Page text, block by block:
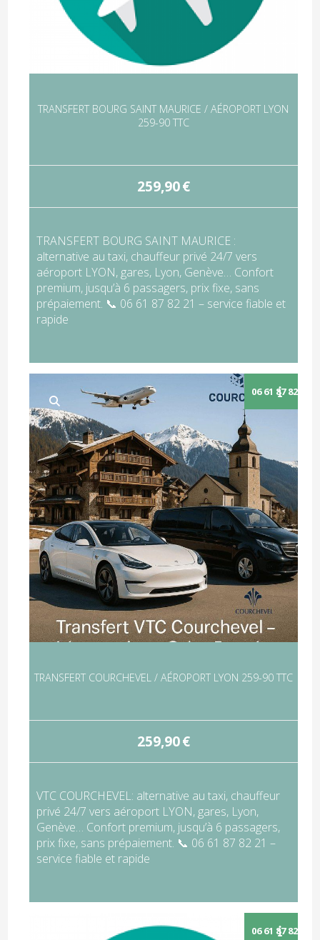
TRANSFERT BOURG SAINT MAURICE / AÉROPORT LYON
259-90 TTC
259,90€
TRANSFERT BOURG SAINT MAURICE :
alternative au taxi, chauffeur privé 24/7 vers
aéroport LYON, gares, Lyon, Genève… Confort
premium, jusqu’à 6 passagers, prix fixe, sans
prépaiement. 📞 06 61 87 82 21 – service fiable et
rapide
TRANSFERT COURCHEVEL / AÉROPORT LYON 259-90 TTC
259,90€
VTC COURCHEVEL: alternative au taxi, chauffeur
privé 24/7 vers aéroport LYON, gares, Lyon,
Genève… Confort premium, jusqu’à 6 passagers,
prix fixe, sans prépaiement. 📞 06 61 87 82 21 –
service fiable et rapide